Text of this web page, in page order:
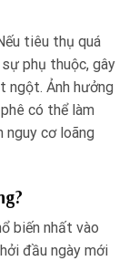
tiêu thụ quá
phụ thuộc, gây
ngột. Ảnh hưởng
có thể làm
nguy cơ loãng
biến nhất vào
đầu ngày mới